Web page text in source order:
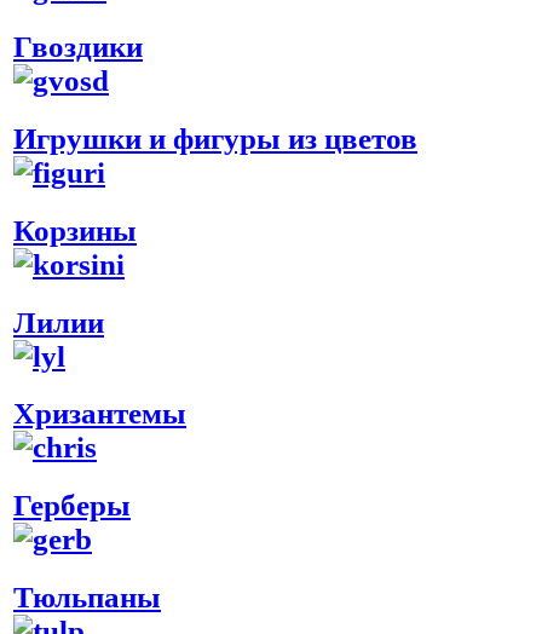
Гвоздики
Игрушки и фигуры из цветов
Корзины
Лилии
Хризантемы
Герберы
Тюльпаны